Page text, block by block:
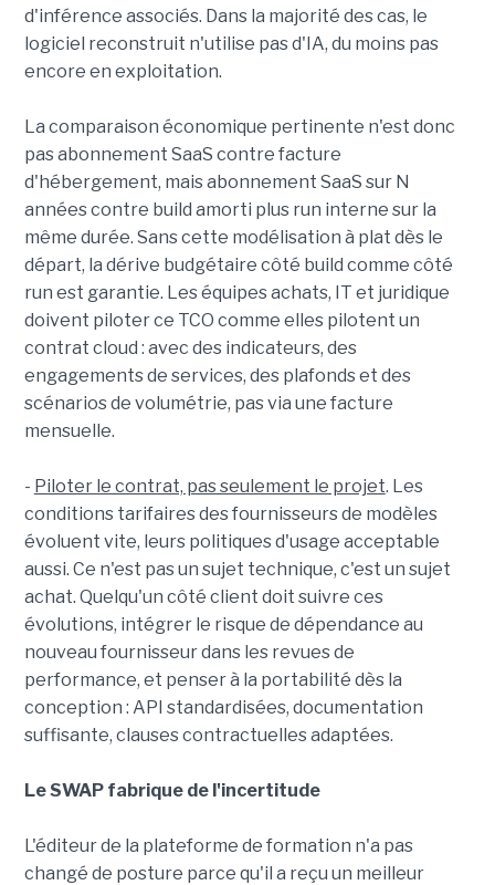
d'inférence associés. Dans la majorité des cas, le
logiciel reconstruit n'utilise pas d'IA, du moins pas
encore en exploitation.
La comparaison économique pertinente n'est donc
pas abonnement SaaS contre facture
d'hébergement, mais abonnement SaaS sur N
années contre build amorti plus run interne sur la
même durée. Sans cette modélisation à plat dès le
départ, la dérive budgétaire côté build comme côté
run est garantie. Les équipes achats, IT et juridique
doivent piloter ce TCO comme elles pilotent un
contrat cloud : avec des indicateurs, des
engagements de services, des plafonds et des
scénarios de volumétrie, pas via une facture
mensuelle.
- Piloter le contrat, pas seulement le projet. Les
conditions tarifaires des fournisseurs de modèles
évoluent vite, leurs politiques d'usage acceptable
aussi. Ce n'est pas un sujet technique, c'est un sujet
achat. Quelqu'un côté client doit suivre ces
évolutions, intégrer le risque de dépendance au
nouveau fournisseur dans les revues de
performance, et penser à la portabilité dès la
conception : API standardisées, documentation
suffisante, clauses contractuelles adaptées.
Le SWAP fabrique de l'incertitude
L'éditeur de la plateforme de formation n'a pas
changé de posture parce qu'il a reçu un meilleur